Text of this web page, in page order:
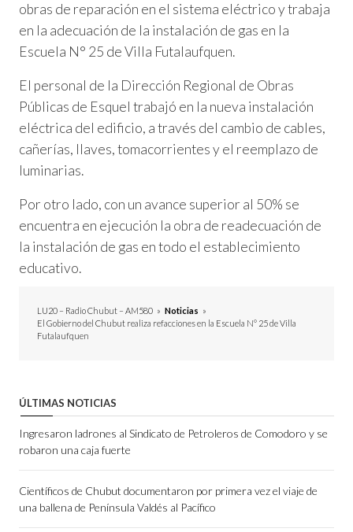
obras de reparación en el sistema eléctrico y trabaja
en la adecuación de la instalación de gas en la
Escuela N° 25 de Villa Futalaufquen.
El personal de la Dirección Regional de Obras
Públicas de Esquel trabajó en la nueva instalación
eléctrica del edificio, a través del cambio de cables,
cañerías, llaves, tomacorrientes y el reemplazo de
luminarias.
Por otro lado, con un avance superior al 50% se
encuentra en ejecución la obra de readecuación de
la instalación de gas en todo el establecimiento
educativo.
LU20 – Radio Chubut – AM580 » Noticias »
El Gobierno del Chubut realiza refacciones en la Escuela N° 25 de Villa
Futalaufquen
ÚLTIMAS NOTICIAS
Ingresaron ladrones al Sindicato de Petroleros de Comodoro y se
robaron una caja fuerte
Científicos de Chubut documentaron por primera vez el viaje de
una ballena de Península Valdés al Pacífico